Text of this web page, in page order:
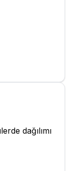
dağılımı